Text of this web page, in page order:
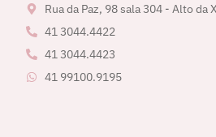
Rua da Paz, 98 sala 304 - Alto da
41 3044.4422
41 3044.4423
41 99100.9195